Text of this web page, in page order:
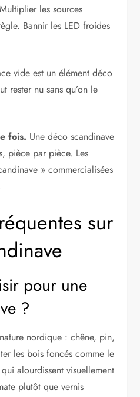
les sources
Bannir les LED froides
vide est un élément déco
rester nu sans qu’on le
fois. Une déco scandinave
pièce par pièce. Les
» commercialisées
sur
pour une
?
nordique : chêne, pin,
les bois foncés comme le
alourdissent visuellement
plutôt que vernis